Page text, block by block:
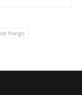
frango